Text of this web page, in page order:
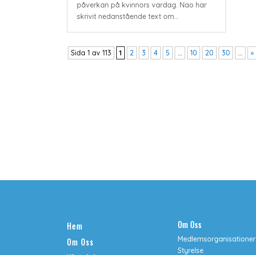
påverkan på kvinnors vardag. Nao har
skrivit nedanstående text om...
Sida 1 av 113 1 2 3 4 5 ... 10 20 30 ... »
Hem
Om Oss
Om Oss
Medlemsorganisationer
Styrelse